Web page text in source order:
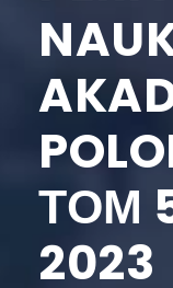
ТОМ
2023